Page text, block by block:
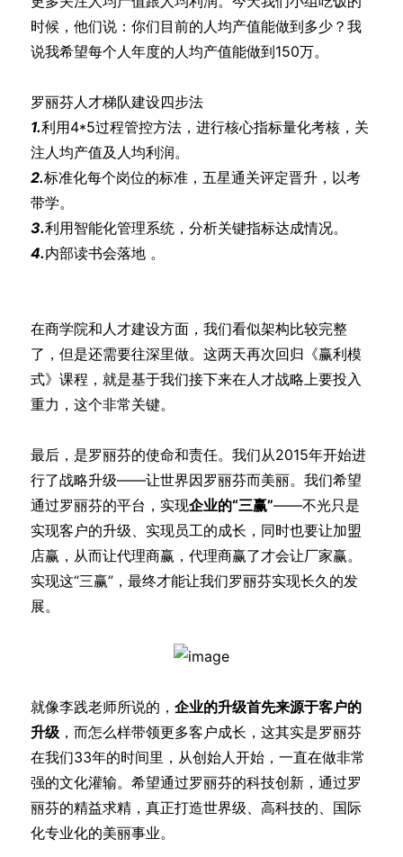
时候，他们说：你们目前的人均产值能做到多少？我
说我希望每个人年度的人均产值能做到150万。
罗丽芬人才梯队建设四步法
1.利用4*5过程管控方法，进行核心指标量化考核，关
注人均产值及人均利润。
2.标准化每个岗位的标准，五星通关评定晋升，以考
带学。
3.利用智能化管理系统，分析关键指标达成情况。
4.内部读书会落地 。
在商学院和人才建设方面，我们看似架构比较完整
了，但是还需要往深里做。这两天再次回归《赢利模
式》课程，就是基于我们接下来在人才战略上要投入
重力，这个非常关键。
最后，是罗丽芬的使命和责任。我们从2015年开始进
行了战略升级——让世界因罗丽芬而美丽。我们希望
通过罗丽芬的平台，实现企业的“三赢”——不光只是
实现客户的升级、实现员工的成长，同时也要让加盟
店赢，从而让代理商赢，代理商赢了才会让厂家赢。
实现这“三赢”，最终才能让我们罗丽芬实现长久的发
展。
就像李践老师所说的， 企业的升级首先来源于客户的
升级，而怎么样带领更多客户成长，这其实是罗丽芬
在我们33年的时间里，从创始人开始，一直在做非常
强的文化灌输。希望通过罗丽芬的科技创新，通过罗
丽芬的精益求精，真正打造世界级、高科技的、国际
化专业化的美丽事业。